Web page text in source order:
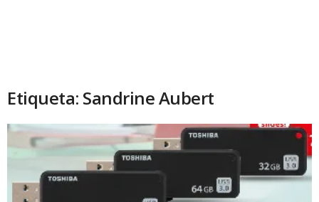
Etiqueta: Sandrine Aubert